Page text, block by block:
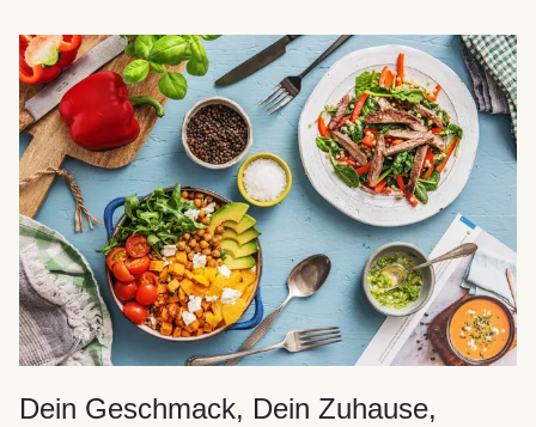
Dein Geschmack, Dein Zuhause,